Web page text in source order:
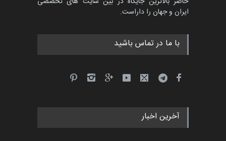
کارتون طنز «کلاه‌ای…
مهلت
ایران و جهان را داراست.
با ما در تماس باشید
آخرین اخبار